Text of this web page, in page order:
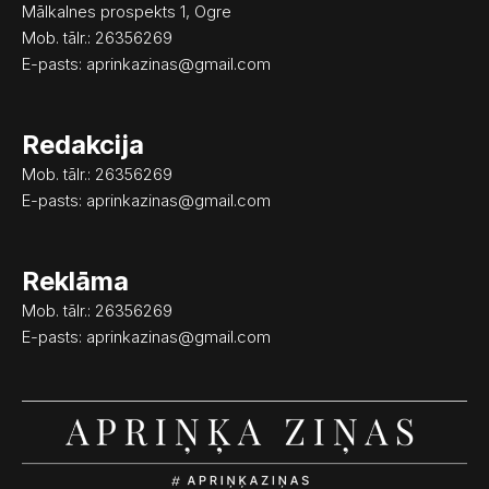
o
k
Mālkalnes prospekts 1, Ogre
Mob. tālr.: 26356269
E-pasts: aprinkazinas@gmail.com
Redakcija
Mob. tālr.: 26356269
E-pasts: aprinkazinas@gmail.com
Reklāma
Mob. tālr.: 26356269
E-pasts: aprinkazinas@gmail.com